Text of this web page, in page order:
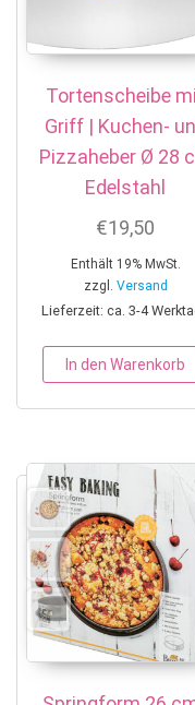
Tortenscheibe
Griff | Kuchen-
Pizzaheber Ø 28
Edelstahl
€19,50
Enthält 19% MwSt.
zzgl. Versand
Lieferzeit: ca. 3-4
In den Warenkorb